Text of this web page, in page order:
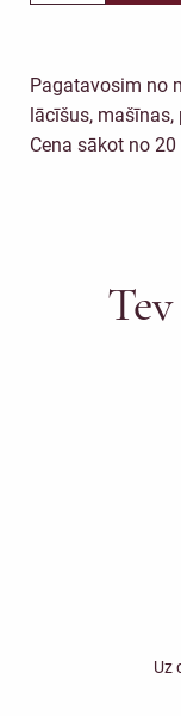
Pagatavosim no
lācīšus, mašīnas,
Cena sākot no 20
Uz